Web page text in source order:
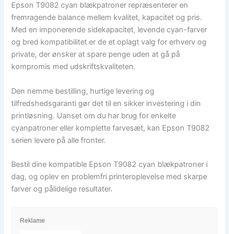
Epson T9082 cyan blækpatroner repræsenterer en
fremragende balance mellem kvalitet, kapacitet og pris.
Med en imponerende sidekapacitet, levende cyan-farver
og bred kompatibilitet er de et oplagt valg for erhverv og
private, der ønsker at spare penge uden at gå på
kompromis med udskriftskvaliteten.
Den nemme bestilling, hurtige levering og
tilfredshedsgaranti gør det til en sikker investering i din
printløsning. Uanset om du har brug for enkelte
cyanpatroner eller komplette farvesæt, kan Epson T9082
serien levere på alle fronter.
Bestil dine kompatible Epson T9082 cyan blækpatroner i
dag, og oplev en problemfri printeroplevelse med skarpe
farver og pålidelige resultater.
Reklame